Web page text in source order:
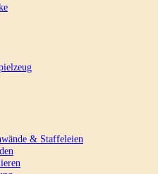
& Staffeleien